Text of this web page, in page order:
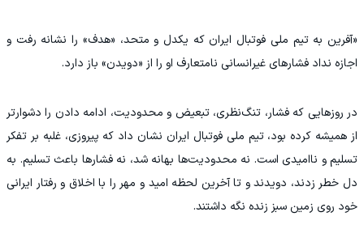
«آفرین به تیم ملی فوتبال ایران که یکدل و متحد، «هدف» را نشانه رفت و
اجازه نداد فشارهای غیرانسانی نامتعارف او را از «دویدن» باز دارد.
در روزهایی که فشار، تنگ‌نظری، تبعیض و محدودیت، ادامه دادن را دشوارتر
از همیشه کرده بود، تیم ملی فوتبال ایران نشان داد که پیروزی، غلبه بر تفکر
تسلیم و ناامیدی است. نه محدودیت‌ها بهانه شد، نه فشارها باعث تسلیم. به
دل خطر زدند، دویدند و تا آخرین لحظه امید و مهر را با اخلاق و رفتار ایرانی
خود روی زمین سبز زنده نگه داشتند.